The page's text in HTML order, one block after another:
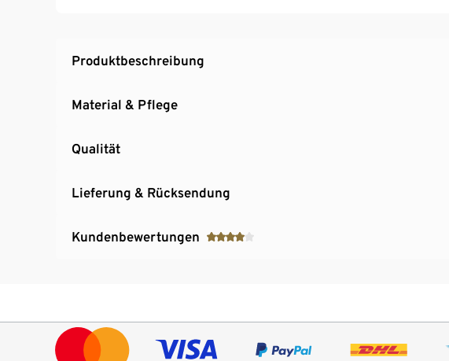
Produktbeschreibung
Material & Pflege
Qualität
Lieferung & Rücksendung
Kundenbewertungen